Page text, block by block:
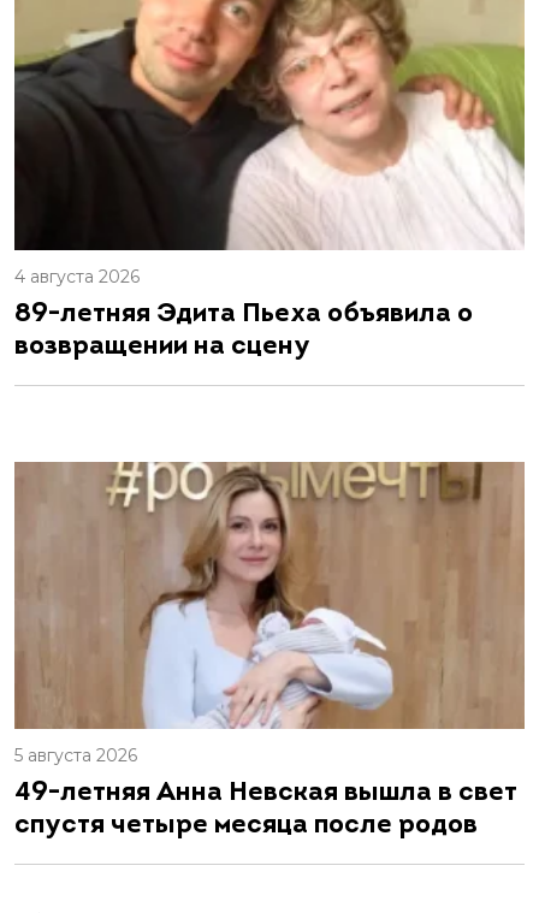
4 августа 2026
89-летняя Эдита Пьеха объявила о
возвращении на сцену
5 августа 2026
49-летняя Анна Невская вышла в свет
спустя четыре месяца после родов